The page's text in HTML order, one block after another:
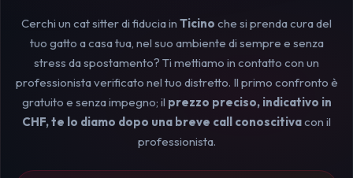
Cerchi un cat sitter di fiducia in Ticino che si prenda cura del
tuo gatto a casa tua, nel suo ambiente di sempre e senza
stress da spostamento? Ti mettiamo in contatto con un
professionista verificato nel tuo distretto. Il primo confronto è
gratuito e senza impegno; il prezzo preciso, indicativo in
CHF, te lo diamo dopo una breve call conoscitivacon il
professionista.